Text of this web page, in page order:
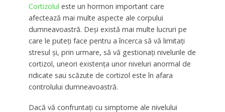
Cortizolul este un hormon important care
afectează mai multe aspecte ale corpului
dumneavoastră. Deși există mai multe lucruri pe
care le puteți face pentru a încerca să vă limitați
stresul și, prin urmare, să vă gestionați nivelurile de
cortizol, uneori existența unor niveluri anormal de
ridicate sau scăzute de cortizol este în afara
controlului dumneavoastră.
Dacă vă confruntați cu simptome ale nivelului